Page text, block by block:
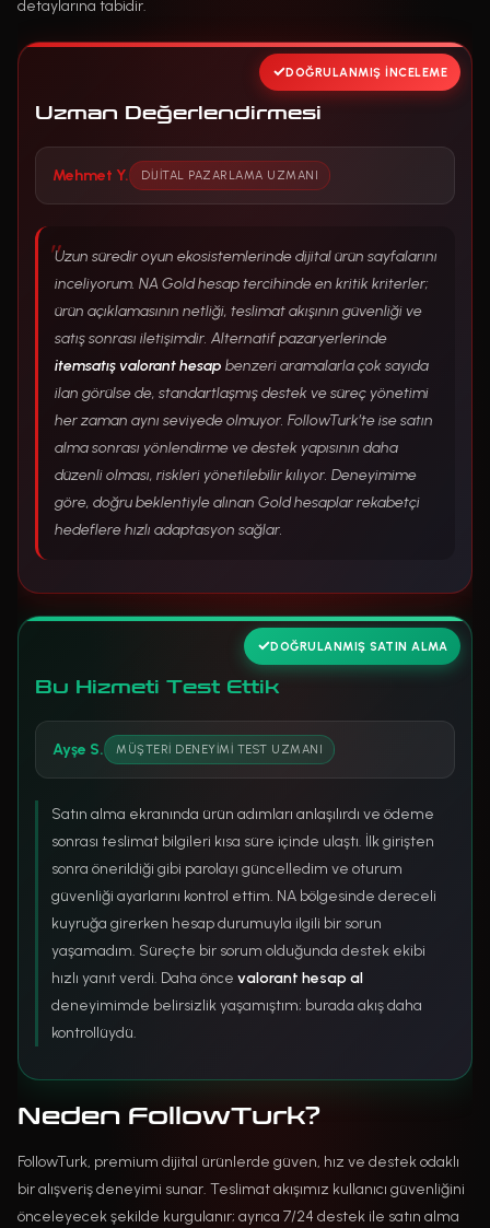
detaylarına tabidir.
DOĞRULANMIŞ İNCELEME
Uzman Değerlendirmesi
Mehmet Y. DIJITAL PAZARLAMA UZMANI
Uzun süredir oyun ekosistemlerinde dijital ürün sayfalarını
inceliyorum. NA Gold hesap tercihinde en kritik kriterler;
ürün açıklamasının netliği, teslimat akışının güvenliği ve
satış sonrası iletişimdir. Alternatif pazaryerlerinde
itemsatış valorant hesap benzeri aramalarla çok sayıda
ilan görülse de, standartlaşmış destek ve süreç yönetimi
her zaman aynı seviyede olmuyor. FollowTurk’te ise satın
alma sonrası yönlendirme ve destek yapısının daha
düzenli olması, riskleri yönetilebilir kılıyor. Deneyimime
göre, doğru beklentiyle alınan Gold hesaplar rekabetçi
hedeflere hızlı adaptasyon sağlar.
Bu Hizmeti Test Ettik
DOĞRULANMIŞ SATIN ALMA
Ayşe S. MÜŞTERI DENEYIMI TEST UZMANI
Satın alma ekranında ürün adımları anlaşılırdı ve ödeme
sonrası teslimat bilgileri kısa süre içinde ulaştı. İlk girişten
sonra önerildiği gibi parolayı güncelledim ve oturum
güvenliği ayarlarını kontrol ettim. NA bölgesinde dereceli
kuyruğa girerken hesap durumuyla ilgili bir sorun
yaşamadım. Süreçte bir sorum olduğunda destek ekibi
hızlı yanıt verdi. Daha önce valorant hesap al
deneyimimde belirsizlik yaşamıştım; burada akış daha
kontrollüydü.
Neden FollowTurk?
FollowTurk, premium dijital ürünlerde güven, hız ve destek odaklı
bir alışveriş deneyimi sunar. Teslimat akışımız kullanıcı güvenliğini
önceleyecek şekilde kurgulanır; ayrıca 7/24 destek ile satın alma